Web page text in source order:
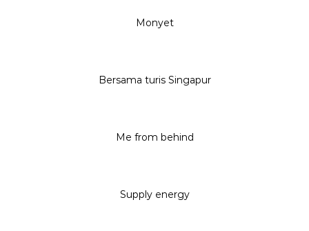
Monyet
Bersama turis Singapur
Me from behind
Supply energy